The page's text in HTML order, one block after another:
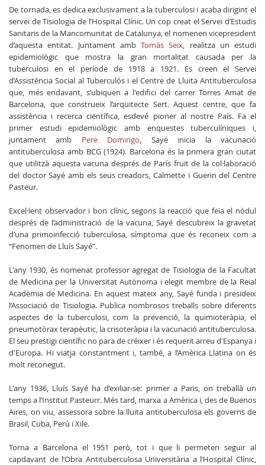
De tornada, es dedica exclusivament a la tuberculosi i acaba dirigint el
servei de Tisiologia de l’Hospital Clínic. Un cop creat el Servei d’Estudis
Sanitaris de la Mancomunitat de Catalunya, el nomenen vicepresident
d’aquesta entitat. Juntament amb Tomàs Seix, realitza un estudi
epidemiològic que mostra la gran mortalitat causada per la
tuberculosi en el període de 1918 a 1921. Es creen el Servei
d’Assistència Social al Tuberculós i el Centre de Lluita Antituberculosa
que, més endavant, s’ubiquen a l'edifici del carrer Torres Amat de
Barcelona, que construeix l’arquitecte Sert. Aquest centre, que fa
assistència i recerca científica, esdevé pioner al nostre País. Fa el
primer estudi epidemiològic amb enquestes tuberculíniques i,
juntament amb Pere Domingo, Sayé inicia la vacunació
antituberculosa amb BCG (1924). Barcelona és la primera gran ciutat
que utilitzà aquesta vacuna després de París fruït de la col·laboració
del doctor Sayé amb els seus creadors, Calmette i Guerin del Centre
Pasteur.
Excel·lent observador i bon clínic, segons la reacció que feia el nòdul
després de l’administració de la vacuna, Sayé descubreix la gravetat
d’una primoinfecció tuberculosa, símptoma que és reconeix com a
“Fenomen de Lluís Sayé”.
L'any 1930, és nomenat professor agregat de Tisiologia de la Facultat
de Medicina per la Universitat Autònoma i elegit membre de la Reial
Acadèmia de Medicina. En aquest mateix any, Sayé funda i presideix
l’Associació de Tisiologia. Publica nombrosos treballs sobre diferents
aspectes de la tuberculosi, com la prevenció, la quimioteràpia, el
pneumotòrax terapèutic, la crisoteràpia i la vacunació antituberculosa.
El seu prestigi científic no para de créixer i és requerit arreu d'Espanya i
d'Europa. Hi viatja constantment i, també, a l’Amèrica Llatina on és
molt reconegut.
L'any 1936, Lluís Sayé ha d’exiliar-se: primer a Paris, on treballà un
temps a l’Institut Pasteurr. Més tard, marxa a Amèrica i, des de Buenos
Aires, on viu, assessora sobre la lluita antituberculosa els governs de
Brasil, Cuba, Perú i Xile.
Torna a Barcelona el 1951 però, tot i que li permeten seguir al
capdavant de l’Obra Antituberculosa Universitària a l’Hospital Clínic,